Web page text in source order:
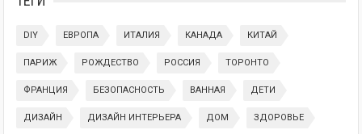
DIY ЕВРОПА ИТАЛИЯ КАНАДА КИТАЙ
ПАРИЖ РОЖДЕСТВО РОССИЯ ТОРОНТО
ФРАНЦИЯ БЕЗОПАСНОСТЬ ВАННАЯ ДЕТИ
ДИЗАЙН ДИЗАЙН ИНТЕРЬЕРА ДОМ ЗДОРОВЬЕ